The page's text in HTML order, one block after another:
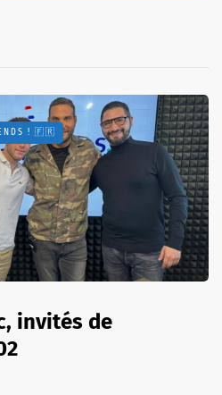
! 🇫🇷
invités de